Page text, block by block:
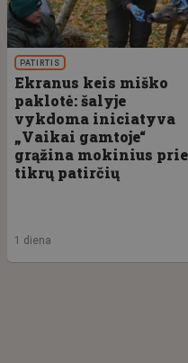
PATIRTIS
Ekranus keis miško
paklotė: šalyje
vykdoma iniciatyva
„Vaikai gamtoje“
grąžina mokinius prie
tikrų patirčių
1 diena